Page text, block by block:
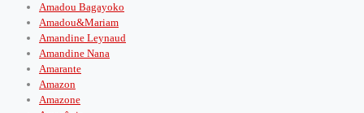
Amadou Bagayoko
Amadou&Mariam
Amandine Leynaud
Amandine Nana
Amarante
Amazon
Amazone